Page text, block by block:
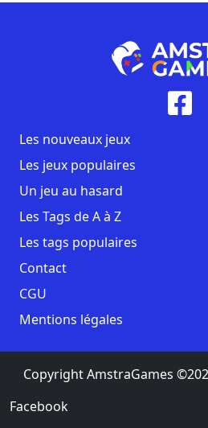
Les nouveaux jeux
Les jeux populaires
Un jeu au hasard
Les Tags de A à Z
Les tags populaires
Contact
CGU
Mentions légales
Copyright AmstraGames
Facebook